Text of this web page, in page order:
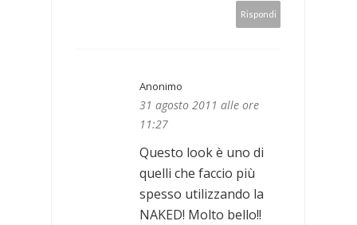
Rispondi
Anonimo
31 agosto 2011 alle ore
11:27
Questo look è uno di
quelli che faccio più
spesso utilizzando la
NAKED! Molto bello!!